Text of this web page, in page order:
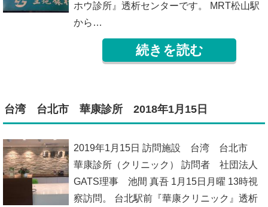
ホウ診所』透析センターです。 MRT松山駅
から…
続きを読む
台湾 台北市 華康診所 2018年1月15日
2019年1月15日 訪問施設 台湾 台北市
華康診所（クリニック） 訪問者 社団法人
GATS理事 池間 真吾 1月15日月曜 13時視
察訪問。 台北駅前『華康クリニック』透析